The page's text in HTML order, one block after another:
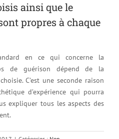
ainsi que le
propres à chaque
en ce qui concerne la
de guérison dépend de la
C’est une seconde raison
d’expérience qui pourra
expliquer tous les aspects des